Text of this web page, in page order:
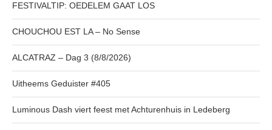
FESTIVALTIP: OEDELEM GAAT LOS
CHOUCHOU EST LA – No Sense
ALCATRAZ – Dag 3 (8/8/2026)
Uitheems Geduister #405
Luminous Dash viert feest met Achturenhuis in Ledeberg